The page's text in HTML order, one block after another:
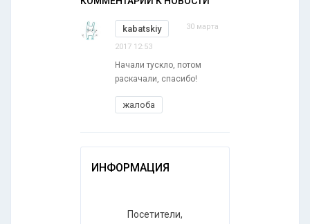
kabatskiy 30 марта
2017 12:53
Начали тускло, потом
раскачали, спасибо!
жалоба
ИНФОРМАЦИЯ
Посетители,